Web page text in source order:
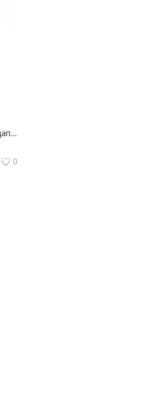
TP-Link Archer TXE72E Адаптер AXE5400 Wi-Fi 6E Bluetooth 5.3 PCIe
0